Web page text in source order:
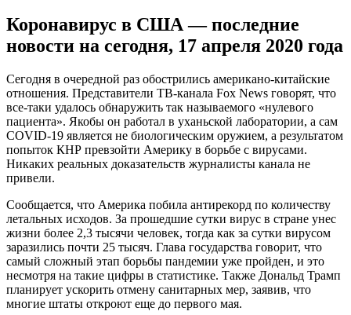
Коронавирус в США — последние
новости на сегодня, 17 апреля 2020 года
Сегодня в очередной раз обострились американо-китайские
отношения. Представители ТВ-канала Fox News говорят, что
все-таки удалось обнаружить так называемого «нулевого
пациента». Якобы он работал в уханьской лаборатории, а сам
COVID-19 является не биологическим оружием, а результатом
попыток КНР превзойти Америку в борьбе с вирусами.
Никаких реальных доказательств журналисты канала не
привели.
Сообщается, что Америка побила антирекорд по количеству
летальных исходов. За прошедшие сутки вирус в стране унес
жизни более 2,3 тысячи человек, тогда как за сутки вирусом
заразились почти 25 тысяч. Глава государства говорит, что
самый сложный этап борьбы пандемии уже пройден, и это
несмотря на такие цифры в статистике. Также Дональд Трамп
планирует ускорить отмену санитарных мер, заявив, что
многие штаты откроют еще до первого мая.